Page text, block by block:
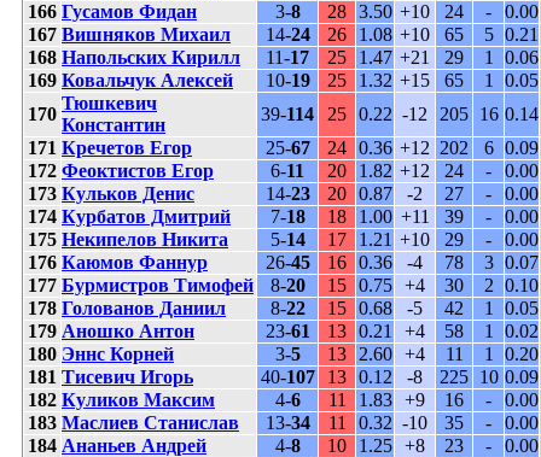
166 Гусамов Фидан 3-8 28 3.50 +10 24 -
0.00
167 Вишняков Михаил 14-24 26 1.08 +10 65 5 0.21
168 Напольских Кирилл 11-17 25 1.47 +21 29 1
0.06
169 Ковальчук Алексей 10-19 25 1.32 +15 65 1
0.05
170
Тюшкевич
Константин
39-114 25 0.22 -12 205 16 0.14
171 Кречетов Егор 25-67 24 0.36 +12 202 6 0.09
172 Феоктистов Егор 6-11 20 1.82 +12 24 -
0.00
173 Кульков Денис 14-23 20 0.87 -2 27 -
0.00
174 Курбатов Дмитрий 7-18 18 1.00 +11 39 -
0.00
175 Некипелов Никита 5-14 17 1.21 +10 29 -
0.00
176 Каюмов Фаннур 26-45 16 0.36 -4 78 3 0.07
177 Бурмистров Тимофей 8-20 15 0.75 +4 30 2 0.10
178 Голованов Даниил 8-22 15 0.68 -5 42 1
0.05
179 Аношко Антон 23-61 13 0.21 +4 58 1
0.02
180 Эннс Корней 3-5 13 2.60 +4 11 1
0.20
181 Тисевич Игорь 40-107 13 0.12 -8 225 10 0.09
182 Куликов Максим 4-6 11 1.83 +9 16 -
0.00
183 Маслиев Станислав 13-34 11 0.32 -10 35 -
0.00
184 Ананьев Андрей 4-8 10 1.25 +8 23 -
0.00